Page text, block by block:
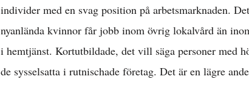
individer med en svag position på arbetsmarknaden.
nyanlända kvinnor får jobb inom övrig lokalvård än
i hemtjänst. Kortutbildade, det vill säga personer med
de sysselsatta i rutnischade företag. Det är en lägre